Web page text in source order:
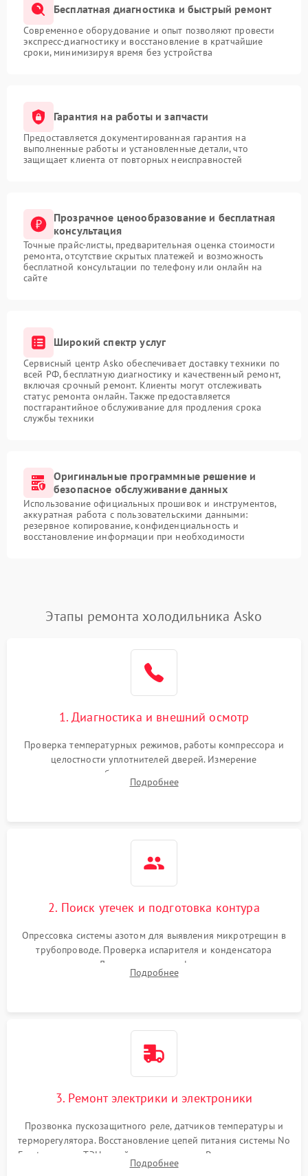
Бесплатная диагностика и быстрый ремонт
Современное оборудование и опыт позволяют провести
экспресс-диагностику и восстановление в кратчайшие
сроки, минимизируя время без устройства
Гарантия на работы и запчасти
Предоставляется документированная гарантия на
выполненные работы и установленные детали, что
защищает клиента от повторных неисправностей
Прозрачное ценообразование и бесплатная
консультация
Точные прайс-листы, предварительная оценка стоимости
ремонта, отсутствие скрытых платежей и возможность
бесплатной консультации по телефону или онлайн на
сайте
Широкий спектр услуг
Сервисный центр Asko обеспечивает доставку техники по
всей РФ, бесплатную диагностику и качественный ремонт,
включая срочный ремонт. Клиенты могут отслеживать
статус ремонта онлайн. Также предоставляется
постгарантийное обслуживание для продления срока
службы техники
Оригинальные программные решение и
безопасное обслуживание данных
Использование официальных прошивок и инструментов,
аккуратная работа с пользовательскими данными:
резервное копирование, конфиденциальность и
восстановление информации при необходимости
Этапы ремонта холодильника Asko
1. Диагностика и внешний осмотр
Проверка температурных режимов, работы компрессора и
целостности уплотнителей дверей. Измерение
сопротивления обмоток мотора, проверка термостата и
считывание кодов ошибок с электронного дисплея.
Подробнее
2. Поиск утечек и подготовка контура
Опрессовка системы азотом для выявления микротрещин в
трубопроводе. Проверка испарителя и конденсатора
течеискателем. Демонтаж старого фильтра-осушителя и
продувка капиллярной трубки для устранения засоров.
Подробнее
3. Ремонт электрики и электроники
Прозвонка пускозащитного реле, датчиков температуры и
терморегулятора. Восстановление цепей питания системы No
Frost, включая ТЭН оттайки и вентилятор. Ремонт или замена
платы управления при сбоях алгоритмов.
Подробнее